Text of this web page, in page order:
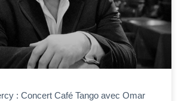
: Concert Café Tango avec Omar